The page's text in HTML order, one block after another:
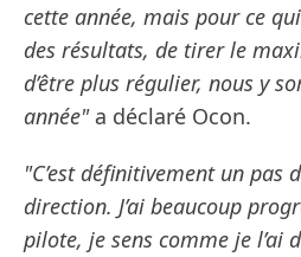
cette année, mais pour ce
des résultats, de tirer le
d’être plus régulier, nous y
année"a déclaré Ocon.
"C’est définitivement un pas
direction. J’ai beaucoup
pilote, je sens comme je l’ai